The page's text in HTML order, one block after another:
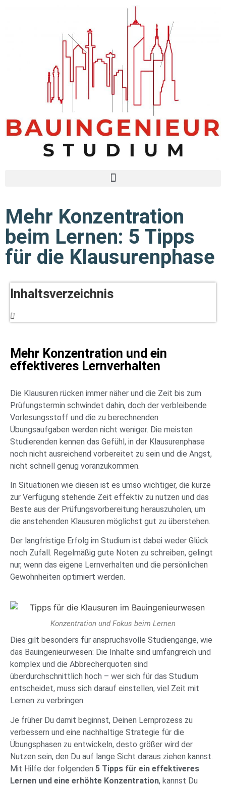
Mehr Konzentration
beim Lernen: 5 Tipps
für die Klausurenphase
Inhaltsverzeichnis
Mehr Konzentration und ein
effektiveres Lernverhalten
Die Klausuren rücken immer näher und die Zeit bis zum
Prüfungstermin schwindet dahin, doch der verbleibende
Vorlesungsstoff und die zu berechnenden
Übungsaufgaben werden nicht weniger. Die meisten
Studierenden kennen das Gefühl, in der Klausurenphase
noch nicht ausreichend vorbereitet zu sein und die Angst,
nicht schnell genug voranzukommen.
In Situationen wie diesen ist es umso wichtiger, die kurze
zur Verfügung stehende Zeit effektiv zu nutzen und das
Beste aus der Prüfungsvorbereitung herauszuholen, um
die anstehenden Klausuren möglichst gut zu überstehen.
Der langfristige Erfolg im Studium ist dabei weder Glück
noch Zufall. Regelmäßig gute Noten zu schreiben, gelingt
nur, wenn das eigene Lernverhalten und die persönlichen
Gewohnheiten optimiert werden.
Konzentration und Fokus beim Lernen
Dies gilt besonders für anspruchsvolle Studiengänge, wie
das Bauingenieurwesen: Die Inhalte sind umfangreich und
komplex und die Abbrecherquoten sind
überdurchschnittlich hoch – wer sich für das Studium
entscheidet, muss sich darauf einstellen, viel Zeit mit
Lernen zu verbringen.
Je früher Du damit beginnst, Deinen Lernprozess zu
verbessern und eine nachhaltige Strategie für die
Übungsphasen zu entwickeln, desto größer wird der
Nutzen sein, den Du auf lange Sicht daraus ziehen kannst.
Mit Hilfe der folgenden 5 Tipps für ein effektiveres
Lernen und eine erhöhte Konzentration, kannst Du